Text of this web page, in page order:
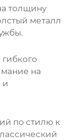
толщину
металл
на
и
по стилю к